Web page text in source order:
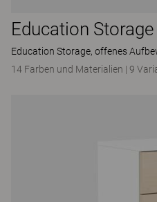
Education Storage
Education Storage, offenes
14 Farben und Materialien | 9